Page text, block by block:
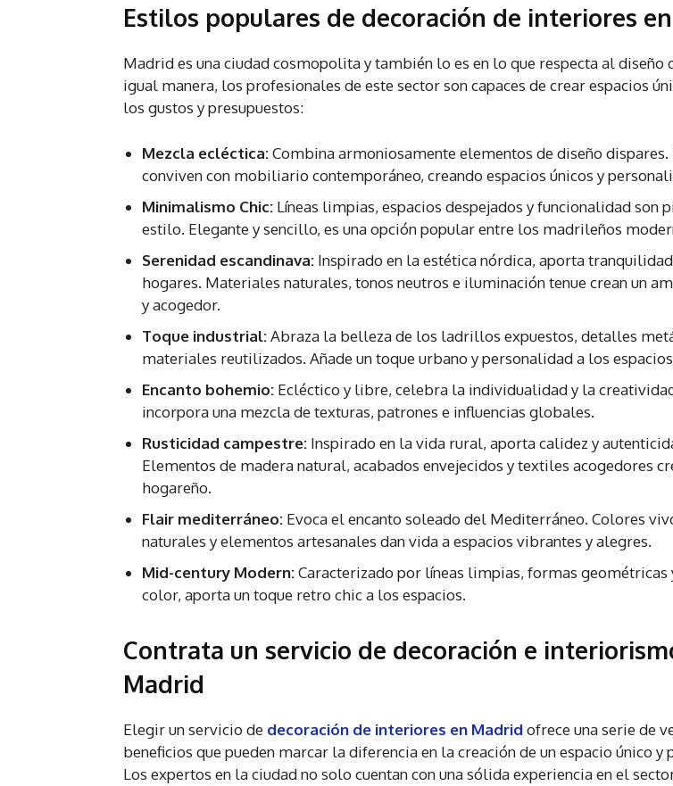
Estilos populares de decoración de interiores
Madrid es una ciudad cosmopolita y también lo es en lo que respecta al diseño
igual manera, los profesionales de este sector son capaces de crear espacios
los gustos y presupuestos:
Mezcla ecléctica:Combina armoniosamente elementos de diseño dispares.
conviven con mobiliario contemporáneo, creando espacios únicos y
Minimalismo Chic: Líneas limpias, espacios despejados y funcionalidad son
estilo. Elegante y sencillo, es una opción popular entre los madrileños
Serenidad escandinava: Inspirado en la estética nórdica, aporta
hogares. Materiales naturales, tonos neutros e iluminación tenue crean un
y acogedor.
Toque industrial:Abraza la belleza de los ladrillos expuestos, detalles
materiales reutilizados. Añade un toque urbano y personalidad a los
Encanto bohemio: Ecléctico y libre, celebra la individualidad y la
incorpora una mezcla de texturas, patrones e influencias globales.
Rusticidad campestre: Inspirado en la vida rural, aporta calidez y
Elementos de madera natural, acabados envejecidos y textiles acogedores
hogareño.
Flair mediterráneo: Evoca el encanto soleado del Mediterráneo. Colores
naturales y elementos artesanales dan vida a espacios vibrantes y alegres.
Mid-century Modern:Caracterizado por líneas limpias, formas geométricas
color, aporta un toque retro chic a los espacios.
Contrata un servicio de decoración e
Madrid
Elegir un servicio de decoración de interiores en Madrid ofrece una serie de
beneficios que pueden marcar la diferencia en la creación de un espacio único y
Los expertos en la ciudad no solo cuentan con una sólida experiencia en el